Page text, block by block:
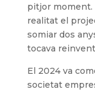
pitjor moment.
realitat el
somiar dos
tocava
El 2024 va
societat